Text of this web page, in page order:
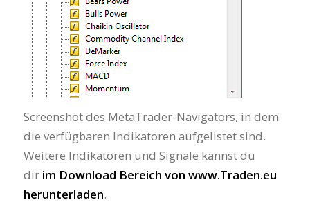
Screenshot des MetaTrader-Navigators, in dem
die verfügbaren Indikatoren aufgelistet sind.
Weitere Indikatoren und Signale kannst du
dir im Download Bereich von www.Traden.eu
herunterladen.